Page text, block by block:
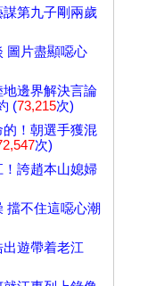
第九子剛兩歲
圖片盡顯噁心
邊界解決言論
(73,215次)
！朝選手獲混
次)
誇趙本山媳婦
擋不住這噁心潮
遊帶着老江